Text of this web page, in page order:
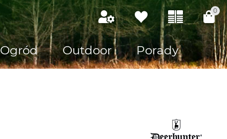
0
Ogród Outdoor Porady